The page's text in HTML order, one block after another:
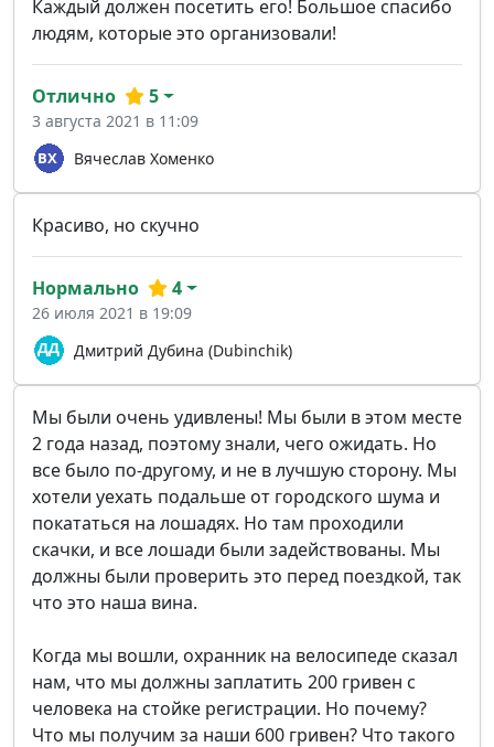
Каждый должен посетить его! Большое спасибо
людям, которые это организовали!
Вячеслав Хоменко
Отлично 5
3 августа 2021 в 11:09
Красиво, но скучно
Дмитрий Дубина (Dubinchik)
Нормально 4
26 июля 2021 в 19:09
Мы были очень удивлены! Мы были в этом месте
2 года назад, поэтому знали, чего ожидать. Но
все было по-другому, и не в лучшую сторону. Мы
хотели уехать подальше от городского шума и
покататься на лошадях. Но там проходили
скачки, и все лошади были задействованы. Мы
должны были проверить это перед поездкой, так
что это наша вина.
Когда мы вошли, охранник на велосипеде сказал
нам, что мы должны заплатить 200 гривен с
человека на стойке регистрации. Но почему?
Что мы получим за наши 600 гривен? Что такого